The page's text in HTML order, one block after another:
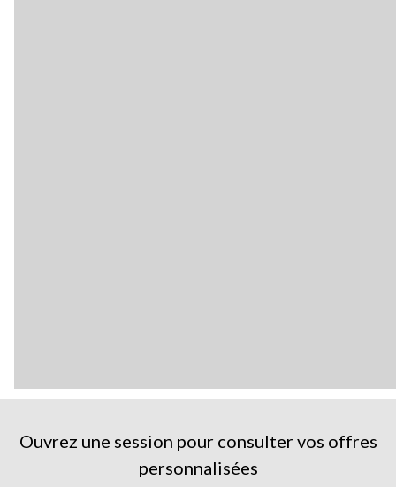
Ouvrez une session pour consulter vos offres
personnalisées